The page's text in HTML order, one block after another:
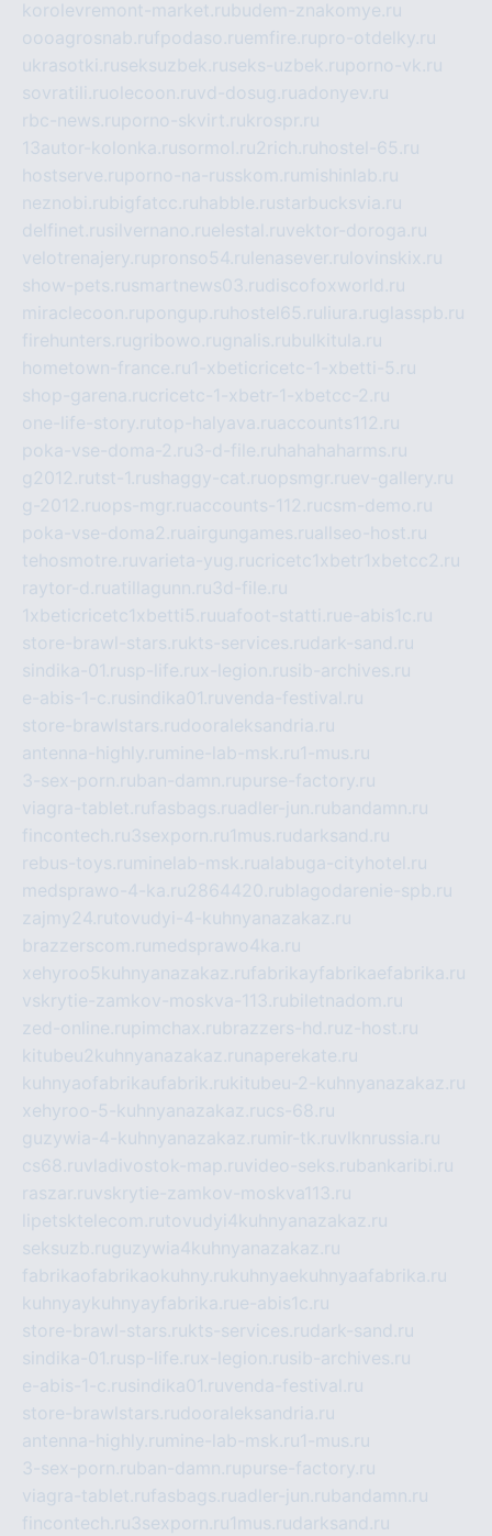
korolevremont-market.rubudem-znakomye.ru
oooagrosnab.rufpodaso.ruemfire.rupro-otdelky.ru
ukrasotki.ruseksuzbek.ruseks-uzbek.ruporno-vk.ru
sovratili.ruolecoon.ruvd-dosug.ruadonyev.ru
rbc-news.ruporno-skvirt.rukrospr.ru
13autor-kolonka.rusormol.ru2rich.ru hostel-65.ru
hostserve.ruporno-na-russkom.ru mishinlab.ru
neznobi.rubigfatcc.ru habble.rustarbucksvia.ru
delfinet.rusilvernano.ruelestal.ruvektor-doroga.ru
velotrenajery.rupronso54.ru lenasever.ru lovinskix.ru
show-pets.rusmartnews03.rudiscofoxworld.ru
miraclecoon.rupongup.ru hostel65.ru liura.ruglasspb.ru
firehunters.rugribowo.rugnalis.rubulkitula.ru
hometown-france.ru1-xbeticricetc-1-xbetti-5.ru
shop-garena.rucricetc-1-xbetr-1-xbetcc-2.ru
one-life-story.rutop-halyava.ruaccounts112.ru
poka-vse-doma-2.ru3-d-file.ru hahahaharms.ru
g2012.rutst-1.rushaggy-cat.ruopsmgr.ruev-gallery.ru
g-2012.ruops-mgr.ruaccounts-112.rucsm-demo.ru
poka-vse-doma2.ruairgungames.ruallseo-host.ru
tehosmotre.ruvarieta-yug.rucricetc1xbetr1xbetcc2.ru
raytor-d.ruatillagunn.ru3d-file.ru
1xbeticricetc1xbetti5.ruuafoot-statti.rue-abis1c.ru
store-brawl-stars.rukts-services.rudark-sand.ru
sindika-01.rusp-life.rux-legion.rusib-archives.ru
e-abis-1-c.rusindika01.ruvenda-festival.ru
store-brawlstars.rudooraleksandria.ru
antenna-highly.ru mine-lab-msk.ru1-mus.ru
3-sex-porn.ruban-damn.rupurse-factory.ru
viagra-tablet.rufasbags.ruadler-jun.rubandamn.ru
fincontech.ru3sexporn.ru1mus.rudarksand.ru
rebus-toys.ru minelab-msk.rualabuga-cityhotel.ru
medsprawo-4-ka.ru2864420.rublagodarenie-spb.ru
zajmy24.rutovudyi-4-kuhnyanazakaz.ru
brazzerscom.ru medsprawo4ka.ru
xehyroo5kuhnyanazakaz.rufabrikayfabrikaefabrika.ru
vskrytie-zamkov-moskva-113.rubiletnadom.ru
zed-online.rupimchax.rubrazzers-hd.ruz-host.ru
kitubeu2kuhnyanazakaz.ru naperekate.ru
kuhnyaofabrikaufabrik.rukitubeu-2-kuhnyanazakaz.ru
xehyroo-5-kuhnyanazakaz.rucs-68.ru
guzywia-4-kuhnyanazakaz.ru mir-tk.ruvlknrussia.ru
cs68.ruvladivostok-map.ruvideo-seks.rubankaribi.ru
raszar.ruvskrytie-zamkov-moskva113.ru
lipetsktelecom.rutovudyi4kuhnyanazakaz.ru
seksuzb.ruguzywia4kuhnyanazakaz.ru
fabrikaofabrikaokuhny.rukuhnyaekuhnyaafabrika.ru
kuhnyaykuhnyayfabrika.rue-abis1c.ru
store-brawl-stars.rukts-services.rudark-sand.ru
sindika-01.rusp-life.rux-legion.rusib-archives.ru
e-abis-1-c.rusindika01.ruvenda-festival.ru
store-brawlstars.rudooraleksandria.ru
antenna-highly.ru mine-lab-msk.ru1-mus.ru
3-sex-porn.ruban-damn.rupurse-factory.ru
viagra-tablet.rufasbags.ruadler-jun.rubandamn.ru
fincontech.ru3sexporn.ru1mus.rudarksand.ru